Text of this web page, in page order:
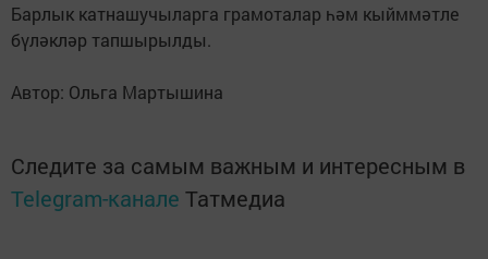
Барлык катнашучыларга грамоталар һәм кыйммәтле
бүләкләр тапшырылды.
Автор: Ольга Мартышина
Следите за самым важным и интересным в
Telegram-канале Татмедиа